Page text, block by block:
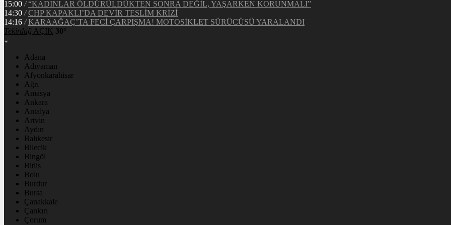
15:00 / “KADINLAR ÖLDÜRÜLDÜKTEN SONRA DEĞİL, YAŞARKEN KORUNMALI”
14:30 / CHP KAPAKLI’DA DEVİR TESLİM KRİZİ
14:16 / KARAAĞAÇ’TA FECİ ÇARPIŞMA! MOTOSİKLET SÜRÜCÜSÜ YARALANDI
Tekirdağ AÇIK 30°
Adana
Adıyaman
Afyonkarahisar
Ağrı
Amasya
Ankara
Antalya
Artvin
Aydın
Balıkesir
Bilecik
Bingöl
Bitlis
Bolu
Burdur
Bursa
Çanakkale
Çankırı
Çorum